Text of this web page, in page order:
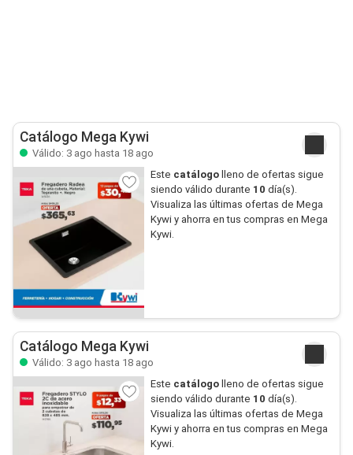
Catálogo Mega Kywi
Válido: 3 ago hasta 18 ago
Este catálogo lleno de ofertas sigue
siendo válido durante 10 día(s).
Visualiza las últimas ofertas de Mega
Kywi y ahorra en tus compras en Mega
Kywi.
Catálogo Mega Kywi
Válido: 3 ago hasta 18 ago
Este catálogo lleno de ofertas sigue
siendo válido durante 10 día(s).
Visualiza las últimas ofertas de Mega
Kywi y ahorra en tus compras en Mega
Kywi.